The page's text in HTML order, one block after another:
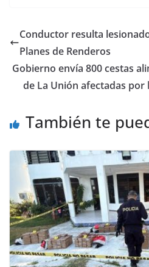
Conductor resulta
Planes de Renderos
Gobierno envía 800 cestas
de La Unión afectadas por
También te